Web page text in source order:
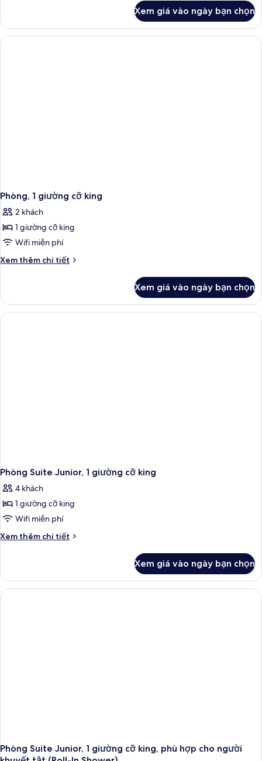
Phòng
Premium,
1
Xem giá vào ngày bạn chọn
Phòng, 1 giường cỡ king
2 khách
1 giường cỡ king
Wifi miễn phí
Xem thêm chi tiết
Chi
Phòng,
giường
Xem giá vào ngày bạn chọn
Phòng Suite Junior, 1 giường cỡ king
4 khách
1 giường cỡ king
Wifi miễn phí
Xem thêm chi tiết
Chi
Phòng
Suite
Junior,
Xem giá vào ngày bạn chọn
Phòng Suite Junior, 1 giường cỡ king, phù hợp cho người